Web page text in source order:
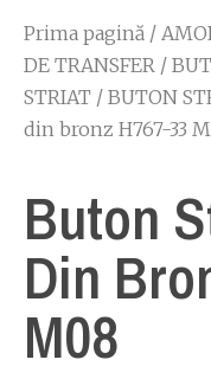
Prima pagină /
DE TRANSFER /
STRIAT / BUTON
din bronz H767-33
Buton
Din
M08